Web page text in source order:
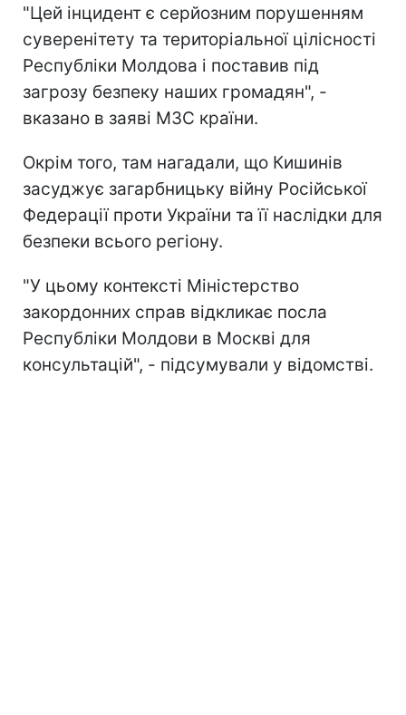
"Цей інцидент є серйозним порушенням
суверенітету та територіальної цілісності
Республіки Молдова і поставив під
загрозу безпеку наших громадян", -
вказано в заяві МЗС країни.
Окрім того, там нагадали, що Кишинів
засуджує загарбницьку війну Російської
Федерації проти України та її наслідки для
безпеки всього регіону.
"У цьому контексті Міністерство
закордонних справ відкликає посла
Республіки Молдови в Москві для
консультацій", - підсумували у відомстві.